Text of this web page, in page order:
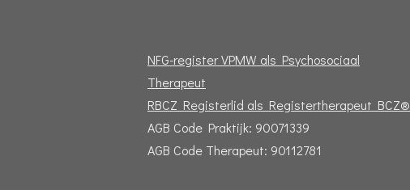
NFG-register VPMW als Psychosociaal
Therapeut
RBCZ Registerlid als Registertherapeut BCZ®
AGB Code Praktijk: 90071339
AGB Code Therapeut: 90112781